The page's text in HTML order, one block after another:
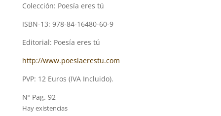
Colección: Poesía eres tú
ISBN-13: 978-84-16480-60-9
Editorial: Poesía eres tú
http://www.poesiaerestu.com
PVP: 12 Euros (IVA Incluido).
Nº Pag. 92
Hay existencias